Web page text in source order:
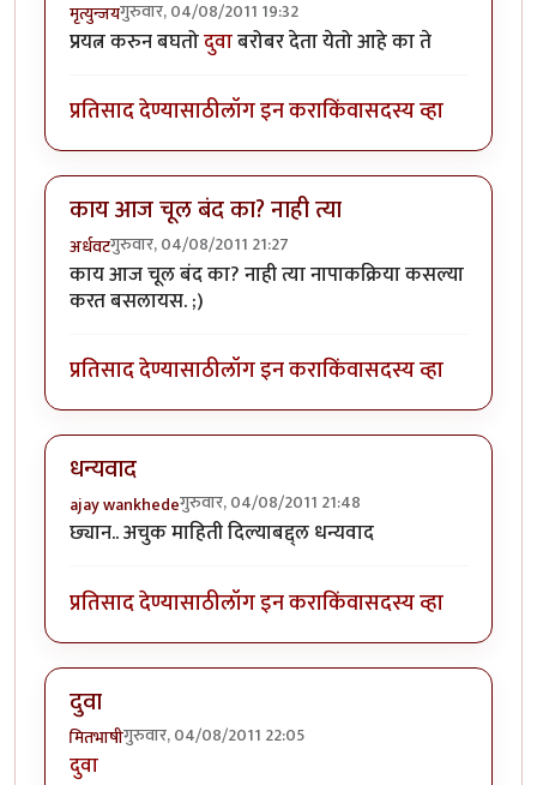
मृत्युन्जयगुरुवार, 04/08/2011 19:32
प्रयत्न करुन बघतोदुवाबरोबर देता येतो आहे का ते
प्रतिसाद देण्यासाठीलॉग इन कराकिंवासदस्य व्हा
काय आज चूल बंद का? नाही त्या
अर्धवटगुरुवार, 04/08/2011 21:27
काय आज चूल बंद का? नाही त्या नापाकक्रिया कसल्या
करत बसलायस. ;)
प्रतिसाद देण्यासाठीलॉग इन कराकिंवासदस्य व्हा
धन्यवाद
ajay wankhedeगुरुवार, 04/08/2011 21:48
छ्यान.. अचुक माहिती दिल्याबद्द्ल धन्यवाद
प्रतिसाद देण्यासाठीलॉग इन कराकिंवासदस्य व्हा
दुवा
मितभाषीगुरुवार, 04/08/2011 22:05
दुवा